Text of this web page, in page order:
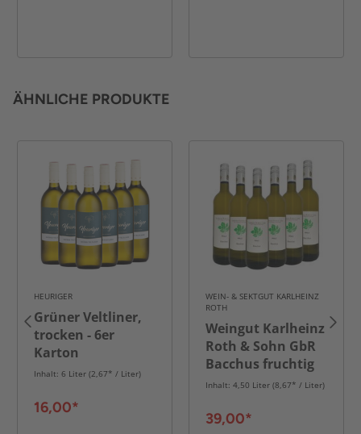
ÄHNLICHE PRODUKTE
HEURIGER
Grüner Veltliner,
trocken - 6er
Karton
Inhalt: 6 Liter (2,67* / Liter)
16,00*
WEIN- & SEKTGUT KARLHEINZ
ROTH
Weingut Karlheinz
Roth & Sohn GbR
Bacchus fruchtig
QbA 2025 - 6er
Inhalt: 4,50 Liter (8,67* / Liter)
39,00*